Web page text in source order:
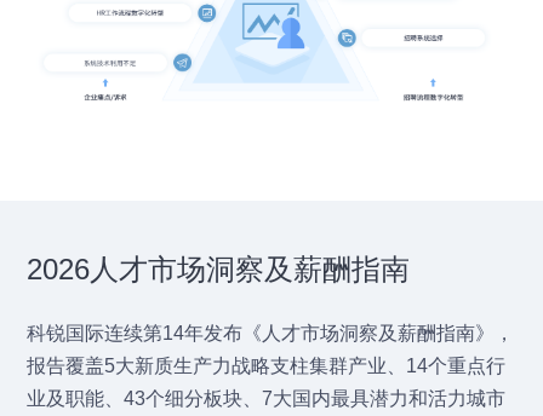
2026人才市场洞察及薪酬指南
科锐国际连续第14年发布《人才市场洞察及薪酬指南》，
报告覆盖5大新质生产力战略支柱集群产业、14个重点行
业及职能、43个细分板块、7大国内最具潜力和活力城市